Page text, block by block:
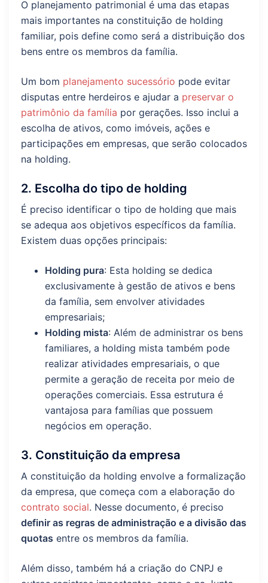
O planejamento patrimonial é uma das etapas
mais importantes na constituição de holding
familiar, pois define como será a distribuição dos
bens entre os membros da família.
Um bom planejamento sucessório pode evitar
disputas entre herdeiros e ajudar a preservar o
patrimônio da família por gerações. Isso inclui a
escolha de ativos, como imóveis, ações e
participações em empresas, que serão colocados
na holding.
2. Escolha do tipo de holding
É preciso identificar o tipo de holding que mais
se adequa aos objetivos específicos da família.
Existem duas opções principais:
Holding pura: Esta holding se dedica
exclusivamente à gestão de ativos e bens
da família, sem envolver atividades
empresariais;
Holding mista: Além de administrar os bens
familiares, a holding mista também pode
realizar atividades empresariais, o que
permite a geração de receita por meio de
operações comerciais. Essa estrutura é
vantajosa para famílias que possuem
negócios em operação.
3. Constituição da empresa
A constituição da holding envolve a formalização
da empresa, que começa com a elaboração do
contrato social. Nesse documento, é preciso
definir as regras de administração e a divisão das
quotas entre os membros da família.
Além disso, também há a criação do CNPJ e